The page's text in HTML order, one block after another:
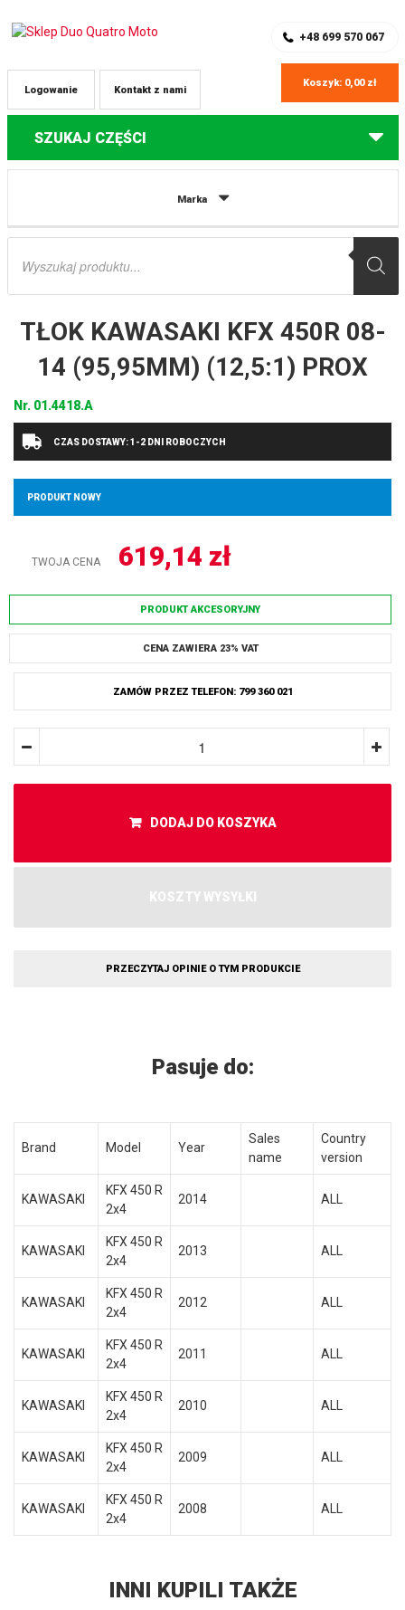
+48 699 570 067
Kontakt z nami
Logowanie
Koszyk: 0,00 zł
SZUKAJ CZĘŚCI
Marka
Wyszukiwarka
Części do quadów Kawasaki
TŁOK KAWASAKI KFX 450R 08-
14 (95,95MM) (12,5:1) PROX
Nr. 01.4418.A
CZAS DOSTAWY: 1-2 DNI ROBOCZYCH
PRODUKT NOWY
TWOJA CENA 619,14 zł
PRODUKT AKCESORYJNY
CENA ZAWIERA 23% VAT
ZAMÓW PRZEZ TELEFON: 799 360 021
DODAJ DO KOSZYKA
KOSZTY WYSYŁKI
PRZECZYTAJ OPINIE O TYM PRODUKCIE
Pasuje do:
Brand Model Year
Sales
name
Country
version
KAWASAKI
KFX 450 R
2x4
2014 ALL
KAWASAKI
KFX 450 R
2x4
2013 ALL
KAWASAKI
KFX 450 R
2x4
2012 ALL
KAWASAKI
KFX 450 R
2x4
2011 ALL
KAWASAKI
KFX 450 R
2x4
2010 ALL
KAWASAKI
KFX 450 R
2x4
2009 ALL
KAWASAKI
KFX 450 R
2x4
2008 ALL
INNI KUPILI TAKŻE